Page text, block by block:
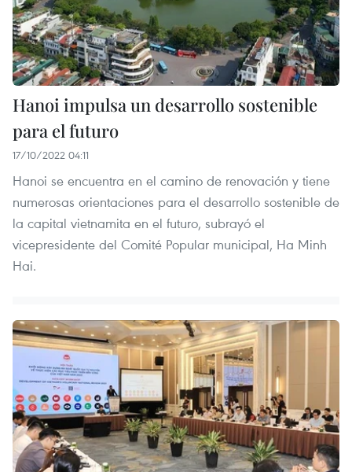
Hanoi impulsa un desarrollo sostenible
para el futuro
17/10/2022 04:11
Hanoi se encuentra en el camino de renovación y tiene
numerosas orientaciones para el desarrollo sostenible de
la capital vietnamita en el futuro, subrayó el
vicepresidente del Comité Popular municipal, Ha Minh
Hai.